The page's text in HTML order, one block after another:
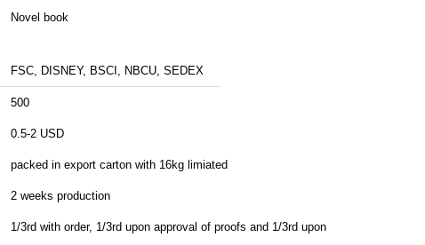
Novel book
FSC, DISNEY, BSCI, NBCU, SEDEX
500
0.5-2 USD
packed in export carton with 16kg limiated
2 weeks production
1/3rd with order, 1/3rd upon approval of proofs and 1/3rd upon